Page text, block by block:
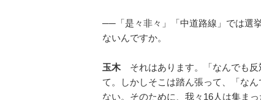
──「是々非々」「中道路線」では選
ないんですか。
玉木それはあります。「なんでも反
て。しかしそこは踏ん張って、「な
ない。そのために、我々16人は集まっ